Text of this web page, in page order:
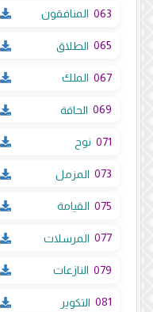
063 المنافقون
065 الطلاق
067 الملك
069 الحاقة
071 نوح
073 المزمل
075 القيامة
077 المرسلات
079 النازعات
081 التكوير